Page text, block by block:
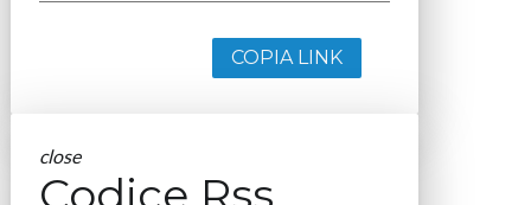
COPIA LINK
close
Codice Rss